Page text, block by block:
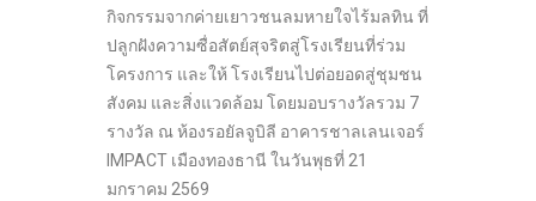
กิจกรรมจากค่ายเยาวชนลมหายใจไร้มลทิน ที่
ปลูกฝังความซื่อสัตย์สุจริตสู่โรงเรียนที่ร่วม
โครงการ และให้ โรงเรียนไปต่อยอดสู่ชุมชน
สังคม และสิ่งแวดล้อม โดยมอบรางวัลรวม 7
รางวัล ณ ห้องรอยัลจูบิลี อาคารชาลเลนเจอร์
IMPACT เมืองทองธานี ในวันพุธที่ 21
มกราคม 2569